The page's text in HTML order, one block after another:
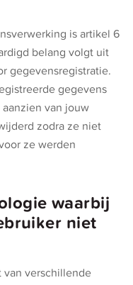
is artikel 6
belang volgt uit
gegevensregistratie.
gegevens
van jouw
zodra ze niet
ze werden
waarbij
niet
van verschillende